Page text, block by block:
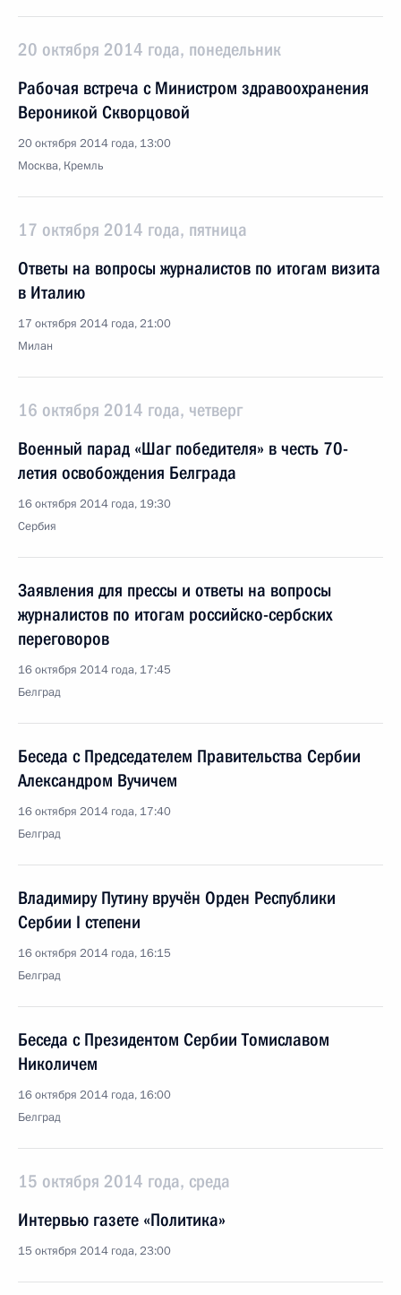
20 октября 2014 года, понедельник
Рабочая встреча с Министром здравоохранения
Вероникой Скворцовой
20 октября 2014 года, 13:00
Москва, Кремль
17 октября 2014 года, пятница
Ответы на вопросы журналистов по итогам визита
в Италию
17 октября 2014 года, 21:00
Милан
16 октября 2014 года, четверг
Военный парад «Шаг победителя» в честь 70-
летия освобождения Белграда
16 октября 2014 года, 19:30
Сербия
Заявления для прессы и ответы на вопросы
журналистов по итогам российско-сербских
переговоров
16 октября 2014 года, 17:45
Белград
Беседа с Председателем Правительства Сербии
Александром Вучичем
16 октября 2014 года, 17:40
Белград
Владимиру Путину вручён Орден Республики
Сербии I степени
16 октября 2014 года, 16:15
Белград
Беседа с Президентом Сербии Томиславом
Николичем
16 октября 2014 года, 16:00
Белград
15 октября 2014 года, среда
Интервью газете «Политика»
15 октября 2014 года, 23:00